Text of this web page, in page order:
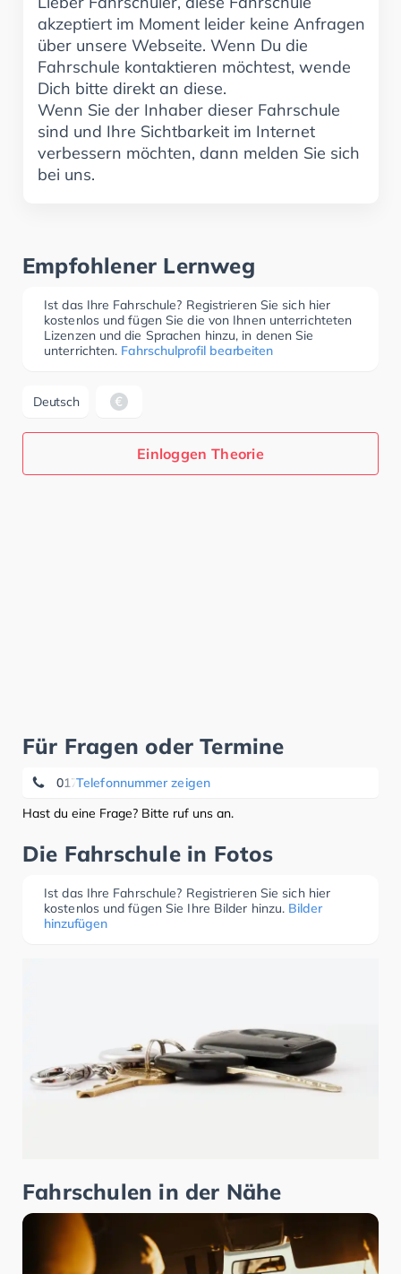
akzeptiert im Moment leider keine Anfragen
über unsere Webseite. Wenn Du die
Fahrschule kontaktieren möchtest, wende
Dich bitte direkt an diese.
Wenn Sie der Inhaber dieser Fahrschule
sind und Ihre Sichtbarkeit im Internet
verbessern möchten, dann melden Sie sich
bei uns.
Empfohlener Lernweg
Ist das Ihre Fahrschule? Registrieren Sie sich hier
kostenlos und fügen Sie die von Ihnen unterrichteten
Lizenzen und die Sprachen hinzu, in denen Sie
unterrichten. Fahrschulprofil bearbeiten
Deutsch
Einloggen Theorie
Für Fragen oder Termine
Telefonnummer zeigen
0170 1 59 79 79
Hast du eine Frage? Bitte ruf uns an.
Die Fahrschule in Fotos
Ist das Ihre Fahrschule? Registrieren Sie sich hier
kostenlos und fügen Sie Ihre Bilder hinzu. Bilder
hinzufügen
Fahrschulen in der Nähe